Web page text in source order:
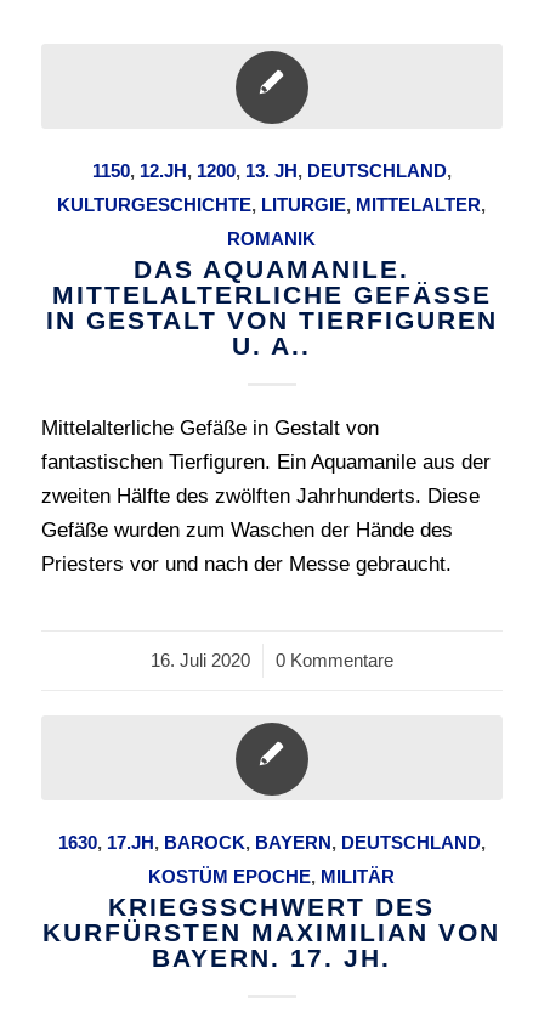
1150, 12.JH, 1200, 13. JH, DEUTSCHLAND,
KULTURGESCHICHTE, LITURGIE, MITTELALTER,
ROMANIK
DAS AQUAMANILE.
MITTELALTERLICHE GEFÄSSE I
N GESTALT VON TIERFIGUREN U
. A..
Mittelalterliche Gefäße in Gestalt von
fantastischen Tierfiguren. Ein Aquamanile aus der
zweiten Hälfte des zwölften Jahrhunderts. Diese
Gefäße wurden zum Waschen der Hände des
Priesters vor und nach der Messe gebraucht.
16. Juli 2020
/ 0 Kommentare
1630, 17.JH, BAROCK, BAYERN, DEUTSCHLAND,
KOSTÜM EPOCHE, MILITÄR
KRIEGSSCHWERT DES
KURFÜRSTEN MAXIMILIAN VON
BAYERN. 17. JH.